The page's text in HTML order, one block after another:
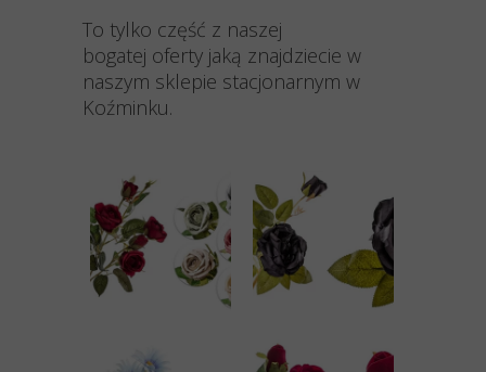
To tylko część z naszej
bogatej oferty jaką znajdziecie w
naszym sklepie stacjonarnym w
Koźminku.